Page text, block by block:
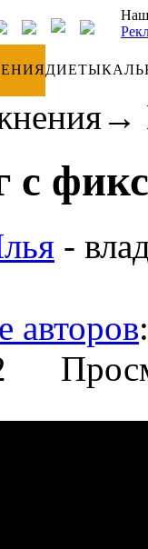
ДИЕТЫ
→
с
-
авторов